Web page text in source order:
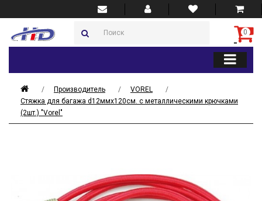
0
Производитель
VOREL
Стяжка для багажа d12ммх120см. с металлическими крючками
(2шт.) "Vorel"